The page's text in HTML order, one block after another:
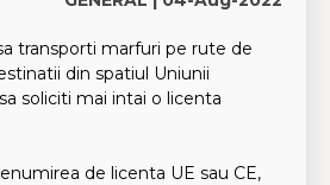
transporti marfuri pe rute de
din spatiul Uniunii
soliciti mai intai o licenta
de licenta UE sau CE,